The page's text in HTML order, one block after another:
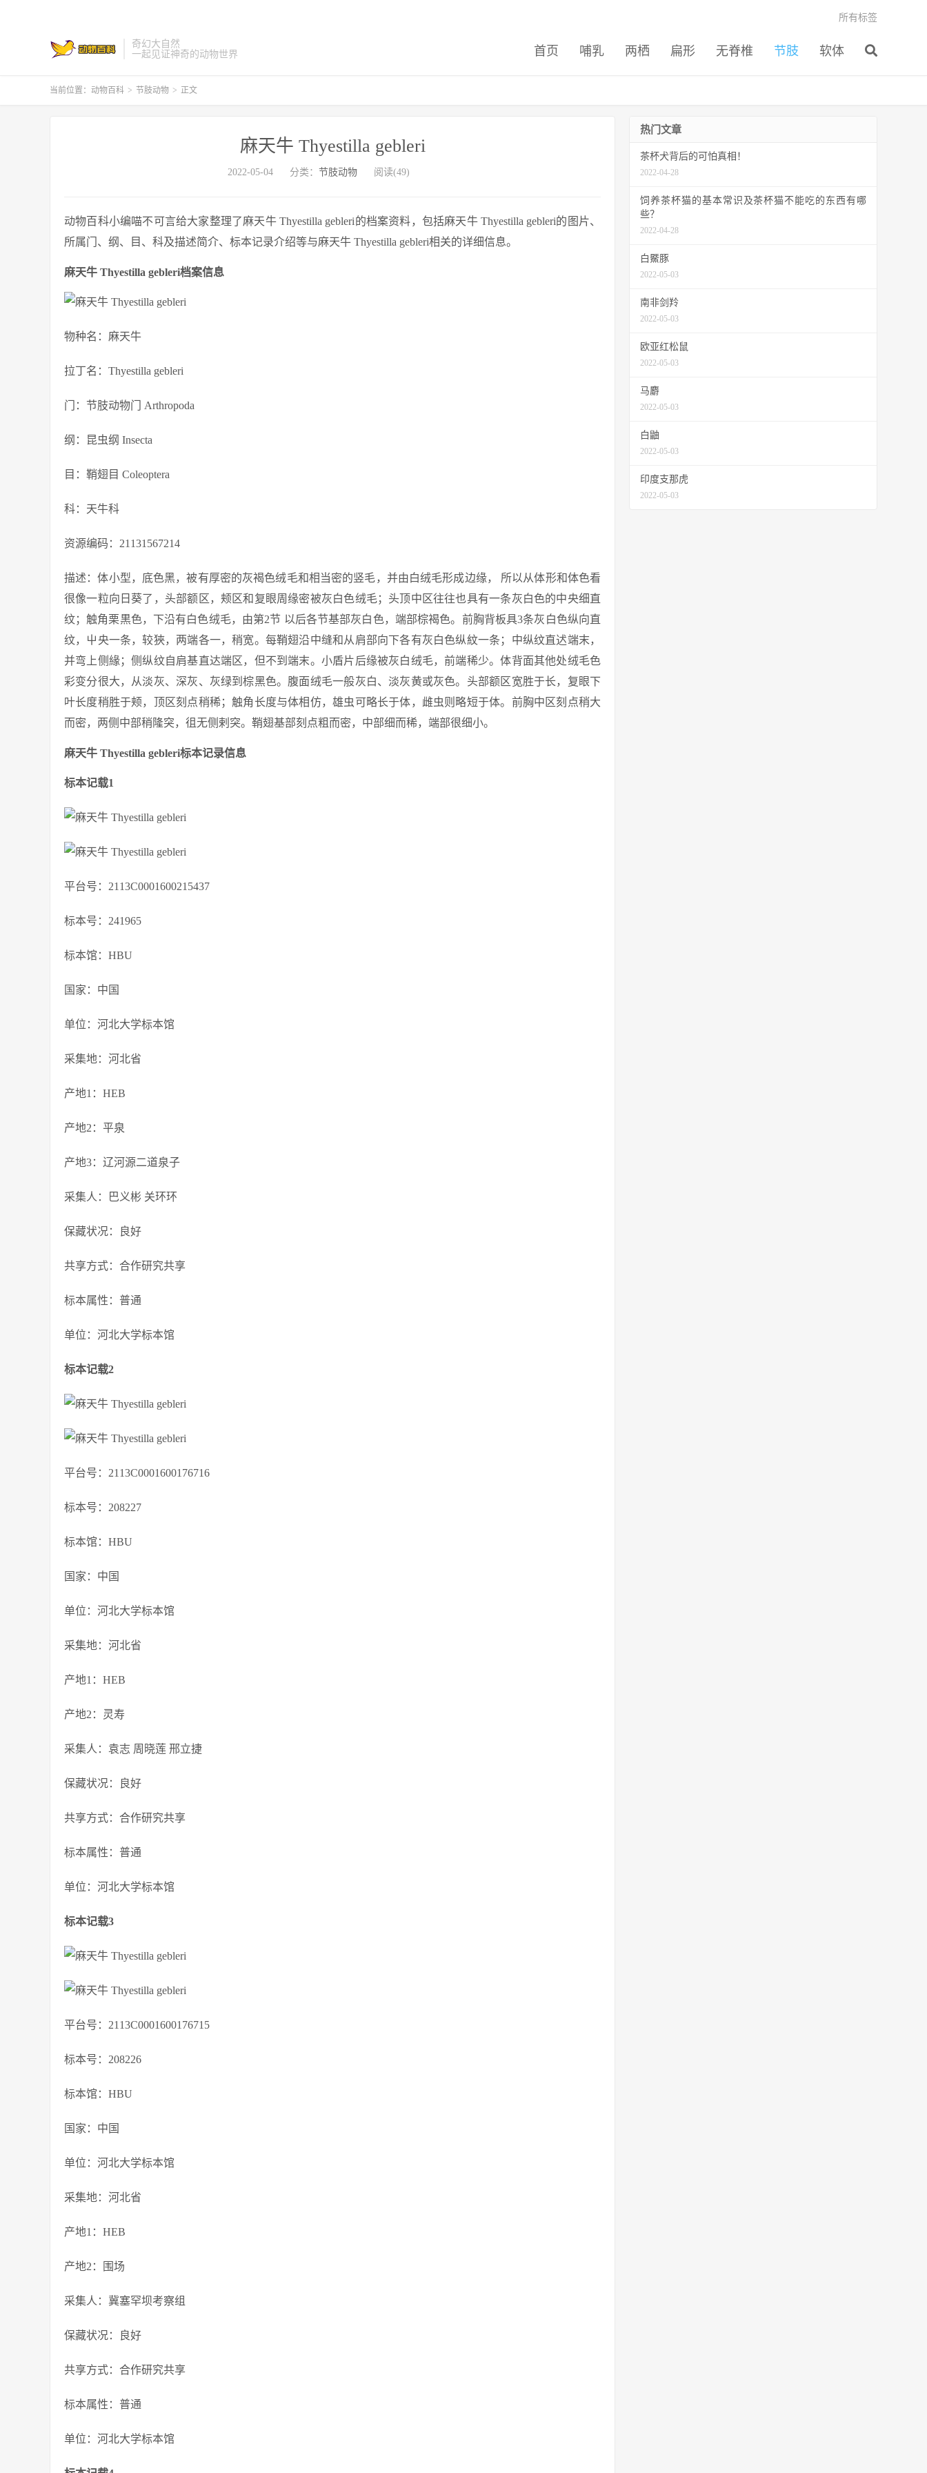
奇幻大自然
一起见证神奇的动物世界
首页 哺乳 两栖 扁形 无脊椎 节肢 软体
所有标签
当前位置： 动物百科 > 节肢动物 > 正文
麻天牛 Thyestilla gebleri
2022-05-04 分类： 节肢动物 阅读(49)
动物百科小编喵不可言给大家整理了麻天牛 Thyestilla gebleri的档案资料，包括麻天牛 Thyestilla gebleri的图片、
所属门、纲、目、科及描述简介、标本记录介绍等与麻天牛 Thyestilla gebleri相关的详细信息。
麻天牛 Thyestilla gebleri档案信息
物种名：麻天牛
拉丁名：Thyestilla gebleri
门：节肢动物门 Arthropoda
纲：昆虫纲 Insecta
目：鞘翅目 Coleoptera
科：天牛科
资源编码：21131567214
描述：体小型，底色黑，被有厚密的灰褐色绒毛和相当密的竖毛，并由白绒毛形成边缘， 所以从体形和体色看
很像一粒向日葵了，头部额区，颊区和复眼周缘密被灰白色绒毛；头顶中区往往也具有一条灰白色的中央细直
纹；触角栗黒色，下沿有白色绒毛，由第2节 以后各节基部灰白色，端部棕褐色。前胸背板具3条灰白色纵向直
纹，屮央一条，较狹，两端各一，稍宽。每鞘翅沿中缝和从肩部向下各有灰白色纵紋一条；中纵纹直迖端末，
并弯上侧緣；侧纵纹自肩基直达端区，但不到端末。小盾片后缘被灰白绒毛，前端稀少。体背面其他处绒毛色
彩变分很大，从淡灰、深灰、灰绿到棕黑色。腹面绒毛一般灰白、淡灰黄或灰色。头部额区宽胜于长，复眼下
叶长度稍胜于颊，顶区刻点稍稀；触角长度与体相仿，雄虫可略长于体，雌虫则略短于体。前胸中区刻点稍大
而密，两侧中部稍隆突，徂无侧剌突。鞘翅基部刻点粗而密，中部细而稀，端部很细小。
麻天牛 Thyestilla gebleri标本记录信息
标本记载1
平台号：2113C0001600215437
标本号：241965
标本馆：HBU
国家：中国
单位：河北大学标本馆
采集地：河北省
产地1：HEB
产地2：平泉
产地3：辽河源二道泉子
采集人：巴义彬 关环环
保藏状况：良好
共享方式：合作研究共享
标本属性：普通
单位：河北大学标本馆
标本记载2
平台号：2113C0001600176716
标本号：208227
标本馆：HBU
国家：中国
单位：河北大学标本馆
采集地：河北省
产地1：HEB
产地2：灵寿
采集人：袁志 周晓莲 邢立捷
保藏状况：良好
共享方式：合作研究共享
标本属性：普通
单位：河北大学标本馆
标本记载3
平台号：2113C0001600176715
标本号：208226
标本馆：HBU
国家：中国
单位：河北大学标本馆
采集地：河北省
产地1：HEB
产地2：围场
采集人：冀塞罕坝考察组
保藏状况：良好
共享方式：合作研究共享
标本属性：普通
单位：河北大学标本馆
热门文章
茶杯犬背后的可怕真相！
2022-04-28
饲养茶杯猫的基本常识及茶杯猫不能吃的东西有哪
些？
2022-04-28
白鱀豚
2022-05-03
南非剑羚
2022-05-03
欧亚红松鼠
2022-05-03
马麝
2022-05-03
白鼬
2022-05-03
印度支那虎
2022-05-03